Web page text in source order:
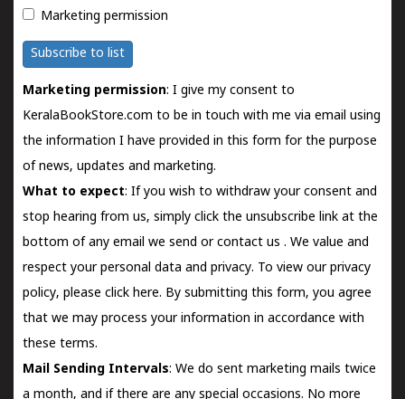
Marketing permission
Subscribe to list
Marketing permission: I give my consent to
KeralaBookStore.com to be in touch with me via email using
the information I have provided in this form for the purpose
of news, updates and marketing.
What to expect: If you wish to withdraw your consent and
stop hearing from us, simply click the unsubscribe link at the
bottom of any email we send orcontact us . We value and
respect your personal data and privacy. To view our privacy
policy, please click here. By submitting this form, you agree
that we may process your information in accordance with
these terms.
Mail Sending Intervals: We do sent marketing mails twice
a month, and if there are any special occasions. No more